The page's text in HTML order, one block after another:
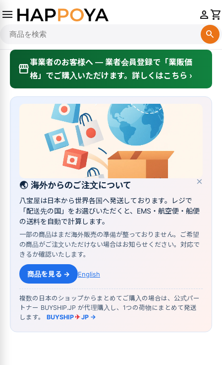
menu
search
personshopping_cart
storefront事業者のお客様へ — 業者会員登録で「業販価
格」でご購入いただけます。詳しくはこちら ›
×
🌏 海外からのご注文について
八宝屋は日本から世界各国へ発送しております。レジで
「配送先の国」をお選びいただくと、EMS・航空便・船便
の送料を自動で計算します。
一部の商品はまだ海外販売の準備が整っておりません。ご希望
の商品がご注文いただけない場合はお知らせください。対応で
きるか確認いたします。
商品を見る → English
複数の日本のショップからまとめてご購入の場合は、公式パー
トナー BUYSHIP.JP が代理購入し、1つの荷物にまとめて発送
します。 BUYSHIP✈JP →